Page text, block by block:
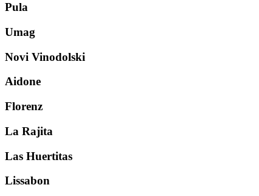
Pula
Umag
Novi Vinodolski
Aidone
Florenz
La Rajita
Las Huertitas
Lissabon